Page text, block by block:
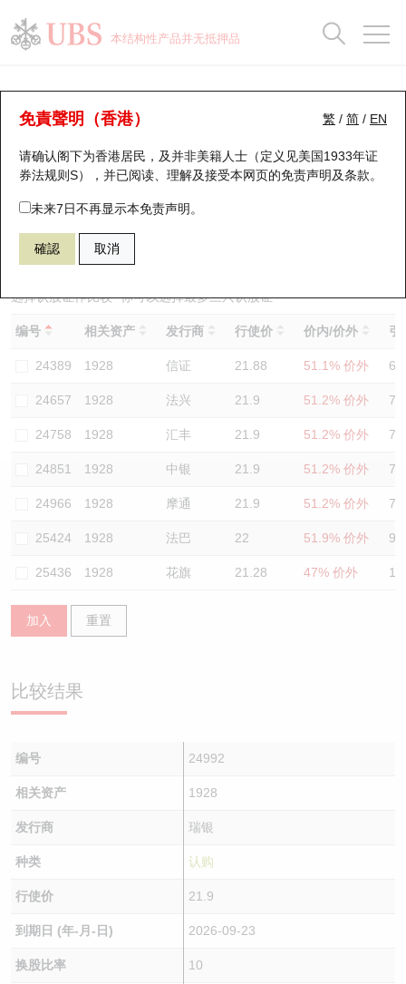
本结构性产品并无抵押品
繁 / 简 / EN
免責聲明（香港）
请确认阁下为香港居民，及并非美籍人士（定义见美国1933年证
券法规则S），并已阅读、理解及接受本网页的免责声明及条款。
未来7日不再显示本免责声明。
確認 取消
认股证分析仪
表现 街货统计 比较
24992 瑞银认购 1928 金沙中国有限公司
选择认股证作比较*你可以选择最多三只认股证
编号 相关资产 发行商 行使价 价内/价外 引
24389 1928 信证 21.88 51.1% 价外
24657 1928 法兴 21.9 51.2% 价外
24758 1928 汇丰 21.9 51.2% 价外
24851 1928 中银 21.9 51.2% 价外
24966 1928 摩通 21.9 51.2% 价外
25424 1928 法巴 22 51.9% 价外
25436 1928 花旗 21.28 47% 价外
加入 重置
比较结果
编号 24992
相关资产 1928
发行商 瑞银
种类 认购
行使价 21.9
到期日 (年-月-日) 2026-09-23
换股比率 10
瑞银认股证一览
新发行瑞银认股证
即将到期认股证
认股证到期结算价查找
认股证分析仪
认股证速算机
认股证/牛熊证日志
认股证文件及公告
街货统计
比较
牛熊全景快搜
牛熊证搜寻
牛熊证街货分布图
正股牛熊证列表
新发行瑞银牛熊证
已收回牛熊证剩余价值
牛熊证到期结算价查找
牛熊证分析仪
牛熊证文件及公告
牛熊证文件及公告 (瑞信)
街货统计
比较
十大升幅/跌幅
十大认股证成交分布
十天股证占大市成交
资金流
街货统计
三十大平均引伸波幅
正股分析仪
二十大活跃股份
恒指成份股
国指成份股
科指成份股
相关资产沽空
中资ETFs溢价比较
AH 股价对照
ADR
收市竞价变化
持股比重
显示所有持股比重
每月轮证大市专题
轮证专栏
讲座及教育短片
认股证投资者教育
牛熊证投资者教育
认股证牛熊证常问问题